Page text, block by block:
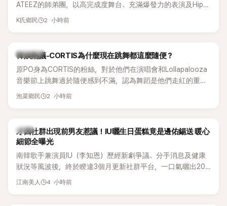
ATEEZ的師弟團，以高完成度舞台、充滿爆發力的表演及Hip-
Hop風格聞名，出道後迅速累積大批海內外粉絲，近年也陸續
K氏鄉民 2 小時前
熱議討論
韓娛熱議-CORTIS為什麼現在跳舞都這麼隨便？
原PO身為CORTIS的粉絲，對於他們在演唱會和Lollapalooza
音樂節上跳舞過於隨便感到不滿，認為舞蹈是他們走紅的重要
原因，希望他們能更認真地表演。
泡菜鄉民 2 小時前
韓星
才因社群出現前男友惹議！IU曬生日蛋糕竟是邊佑錫送 暖心
細節全曝光
南韓歌手兼演員IU（李知恩）歷經新劇爭議、分手消息及健康
狀況等風波後，終於睽違3個月更新社群平台，一口氣曬出20
張近況照，讓大批粉絲又驚又喜。其中，一張生日蛋糕照意外
江南美人 4 小時前